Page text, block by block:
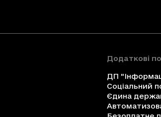
Додаткові
ДП
Соціальний
Єдина